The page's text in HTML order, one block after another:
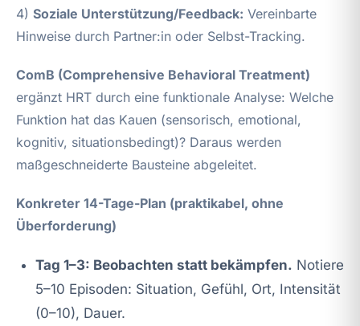
4) Soziale Unterstützung/Feedback: Vereinbarte
Hinweise durch Partner:in oder Selbst-Tracking.
ComB (Comprehensive Behavioral Treatment)
ergänzt HRT durch eine funktionale Analyse: Welche
Funktion hat das Kauen (sensorisch, emotional,
kognitiv, situationsbedingt)? Daraus werden
maßgeschneiderte Bausteine abgeleitet.
Konkreter 14-Tage-Plan (praktikabel, ohne
Überforderung)
Tag 1–3: Beobachten statt bekämpfen. Notiere
5–10 Episoden: Situation, Gefühl, Ort, Intensität
(0–10), Dauer.